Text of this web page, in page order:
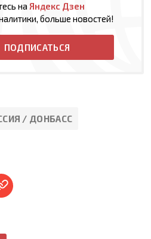
на Яндекс Дзен
больше новостей!
ПОДПИСАТЬСЯ
/ ДОНБАСС